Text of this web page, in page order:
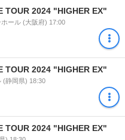
TOUR 2024 "HIGHER EX"
ール (大阪府) 17:00
TOUR 2024 "HIGHER EX"
(静岡県) 18:30
TOUR 2024 "HIGHER EX"